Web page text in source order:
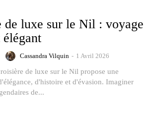
de luxe sur le Nil : voyage
Cassandra Vilquin - 1 Avril 2026
de luxe sur le Nil propose une
d'histoire et d'évasion. Imaginer
de...